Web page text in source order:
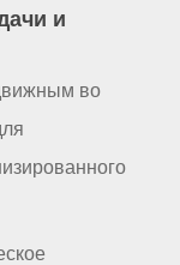
и
во